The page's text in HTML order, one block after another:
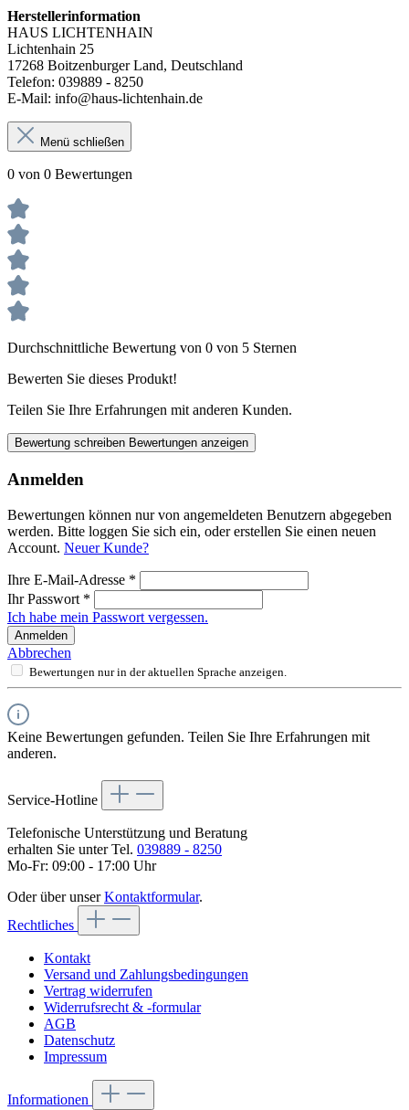
Herstellerinformation
HAUS LICHTENHAIN
Lichtenhain 25
17268 Boitzenburger Land, Deutschland
Telefon: 039889 - 8250
E-Mail: info@haus-lichtenhain.de
Menü schließen
0 von 0 Bewertungen
Durchschnittliche Bewertung von 0 von 5 Sternen
Bewerten Sie dieses Produkt!
Teilen Sie Ihre Erfahrungen mit anderen Kunden.
Bewertung schreiben Bewertungen anzeigen
Anmelden
Bewertungen können nur von angemeldeten Benutzern abgegeben
werden. Bitte loggen Sie sich ein, oder erstellen Sie einen neuen
Account. Neuer Kunde?
Ihre E-Mail-Adresse *
Ihr Passwort *
Ich habe mein Passwort vergessen.
Anmelden
Abbrechen
Bewertungen nur in der aktuellen Sprache anzeigen.
Keine Bewertungen gefunden. Teilen Sie Ihre Erfahrungen mit
anderen.
Service-Hotline
Telefonische Unterstützung und Beratung
erhalten Sie unter Tel. 039889 - 8250
Mo-Fr: 09:00 - 17:00 Uhr
Oder über unserKontaktformular.
Rechtliches
Kontakt
Versand und Zahlungsbedingungen
Vertrag widerrufen
Widerrufsrecht & -formular
AGB
Datenschutz
Impressum
Informationen